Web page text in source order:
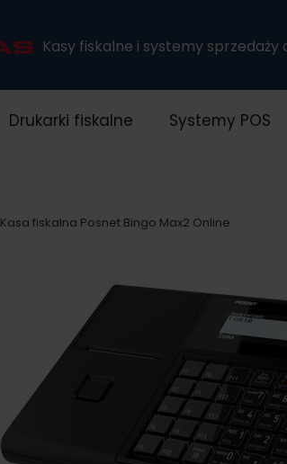
Kasy fiskalne i systemy sprzedaży
Drukarki fiskalne Systemy POS
Kasa fiskalna Posnet Bingo Max2 Online